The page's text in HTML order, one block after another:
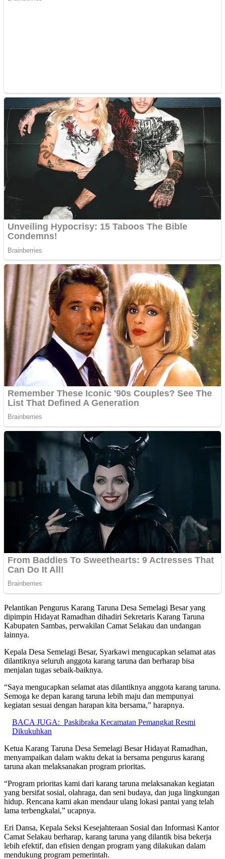
Pelantikan Pengurus Karang Taruna Desa Semelagi Besar yang
dipimpin Hidayat Ramadhan dihadiri Sekretaris Karang Taruna
Kabupaten Sambas, perwakilan Camat Selakau dan undangan
lainnya.
Kepala Desa Semelagi Besar, Syarkawi mengucapkan selamat atas
dilantiknya seluruh anggota karang taruna dan berharap bisa
menjalan tugas sebaik-baiknya.
“Saya mengucapkan selamat atas dilantiknya anggota karang taruna.
Semoga ke depan karang taruna lebih maju dan mempunyai
kegiatan sesuai dengan harapan kita bersama,” harapnya.
BACA JUGA: Paskibraka Kecamatan Pemangkat Resmi
Dikukuhkan
Ketua Karang Taruna Desa Semelagi Besar Hidayat Ramadhan,
menyampaikan dalam waktu dekat ia bersama pengurus karang
taruna akan melaksanakan program prioritas.
“Program prioritas kami dari karang taruna melaksanakan kegiatan
yang bersifat sosial, olahraga, dan seni budaya, dan juga lingkungan
hidup. Rencana kami akan mendaur ulang lokasi pantai yang telah
lama terbengkalai,” ucapnya.
Eri Dansa, Kepala Seksi Kesejahteraan Sosial dan Informasi Kantor
Camat Selakau berharap, karang taruna yang dilantik bisa bekerja
lebih efektif, dan efisien dengan program yang dilakukan dalam
mendukung program pemerintah.